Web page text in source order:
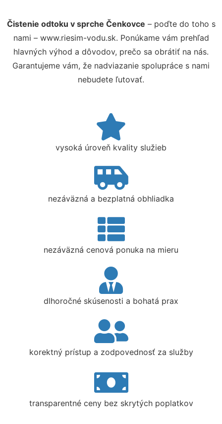
Čistenie odtoku v sprche Čenkovce – poďte do toho s
nami – www.riesim-vodu.sk. Ponúkame vám prehľad
hlavných výhod a dôvodov, prečo sa obrátiť na nás.
Garantujeme vám, že nadviazanie spolupráce s nami
nebudete ľutovať.
vysoká úroveň kvality služieb
nezáväzná a bezplatná obhliadka
nezáväzná cenová ponuka na mieru
dlhoročné skúsenosti a bohatá prax
korektný prístup a zodpovednosť za služby
transparentné ceny bez skrytých poplatkov